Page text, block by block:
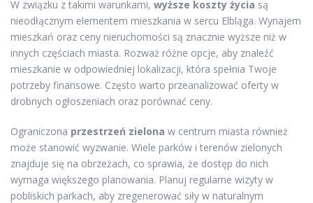
W związku z takimi warunkami, wyższe koszty życia są
nieodłącznym elementem mieszkania w sercu Elbląga. Wynajem
mieszkań oraz ceny nieruchomości są znacznie wyższe niż w
innych częściach miasta. Rozważ różne opcje, aby znaleźć
mieszkanie w odpowiedniej lokalizacji, która spełnia Twoje
potrzeby finansowe. Często warto przeanalizować oferty w
drobnych ogłoszeniach oraz porównać ceny.
Ograniczona przestrzeń zielona w centrum miasta również
może stanowić wyzwanie. Wiele parków i terenów zielonych
znajduje się na obrzeżach, co sprawia, że dostęp do nich
wymaga większego planowania. Planuj regularne wizyty w
pobliskich parkach, aby zregenerować siły w naturalnym